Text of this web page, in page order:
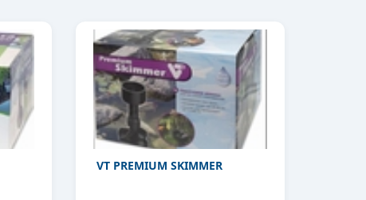
VT PREMIUM SKIMMER